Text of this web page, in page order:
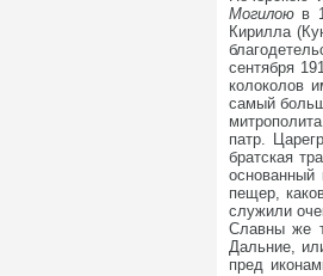
Могилою в
Кирилла
сентября
колоколов
самый
патр.
братская
основанный
пещер,
служили
Славны же
Дальние,
пред